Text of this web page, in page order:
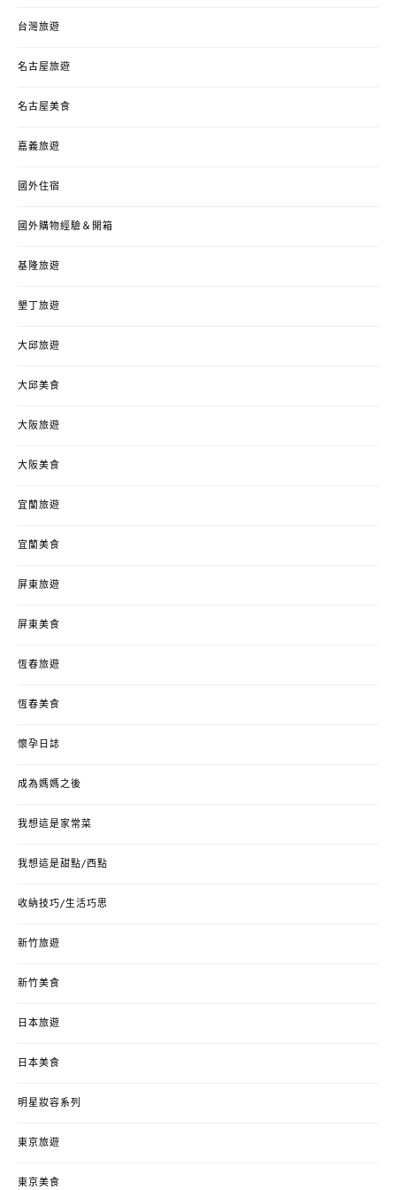
台灣旅遊
名古屋旅遊
名古屋美食
嘉義旅遊
國外住宿
國外購物經驗＆開箱
基隆旅遊
墾丁旅遊
大邱旅遊
大邱美食
大阪旅遊
大阪美食
宜蘭旅遊
宜蘭美食
屏東旅遊
屏東美食
恆春旅遊
恆春美食
懷孕日誌
成為媽媽之後
我想這是家常菜
我想這是甜點/西點
收納技巧/生活巧思
新竹旅遊
新竹美食
日本旅遊
日本美食
明星妝容系列
東京旅遊
東京美食